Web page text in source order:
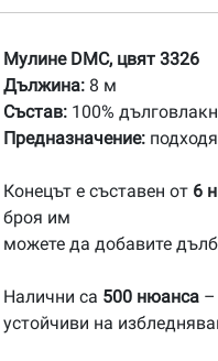
/776/
Мулине
DMC
Мулине DMC, цвят 3326
Дължина: 8 м
Състав: 100%
Предназначение:
Конецът е съставен от 6
броя им
можете да добавите
Налични са 500 нюанса –
устойчиви на